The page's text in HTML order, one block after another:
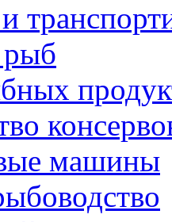
рыб
машины